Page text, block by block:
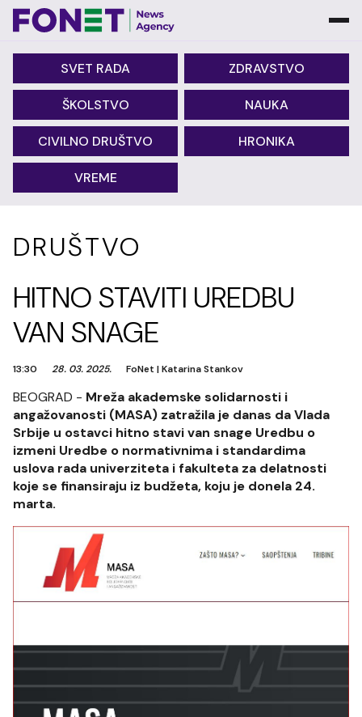
SVET RADA ZDRAVSTVO
ŠKOLSTVO NAUKA
CIVILNO DRUŠTVO HRONIKA
VREME
DRUŠTVO
HITNO STAVITI UREDBU
VAN SNAGE
13:30 28. 03. 2025. FoNet |Katarina Stankov
BEOGRAD - Mreža akademske solidarnosti i
angažovanosti (MASA) zatražila je danas da Vlada
Srbije u ostavci hitno stavi van snage Uredbu o
izmeni Uredbe o normativnima i standardima
uslova rada univerziteta i fakulteta za delatnosti
koje se finansiraju iz budžeta, koju je donela 24.
marta.